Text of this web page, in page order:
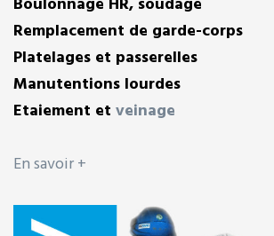
Remplacement de garde-corps
Platelages et passerelles
Manutentions lourdes
Etaiement et veinage
En savoir +